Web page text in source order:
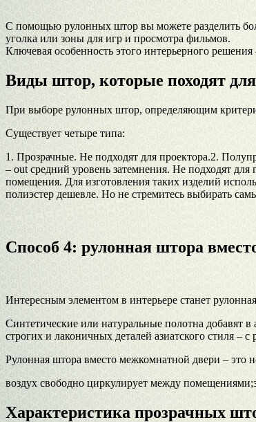
С помощью рулонных штор вы можете разделить
уголка или зоны для игр и просмотра фильмов.
Ключевая особенность этого интерьерного
Виды штор, которые походят
При выборе рулонных штор, определяющим
Существует четыре типа:
1. Прозрачные. Не подходят для проектора.2.
– out средний уровень затемнения. Не подходят
помещения. Для изготовления таких изделий
полиэстер дешевле. Но не стремитесь выбирать
Способ 4: рулонная штора
Интересным элементом в интерьере станет
Синтетические или натуральные полотна добавят
строгих и лаконичных деталей азиатского стиля
Рулонная штора вместо межкомнатной двери – это
воздух свободно циркулирует между
Характеристика прозрачных